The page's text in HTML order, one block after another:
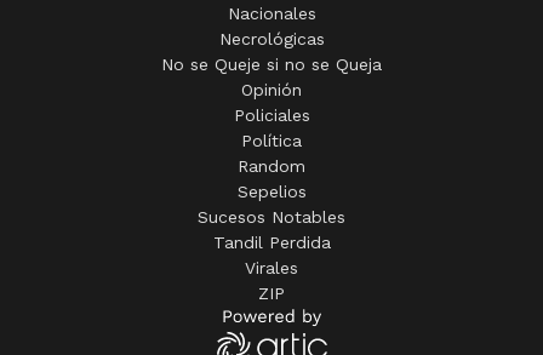
Nacionales
Necrológicas
No se Queje si no se Queja
Opinión
Policiales
Política
Random
Sepelios
Sucesos Notables
Tandil Perdida
Virales
ZIP